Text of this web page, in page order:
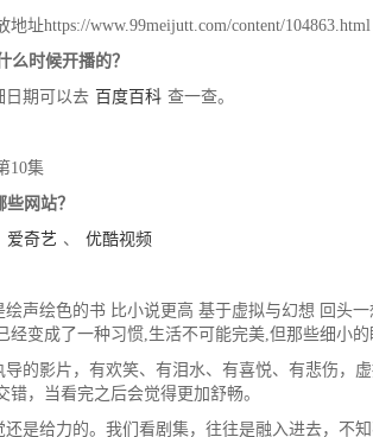
址https://www.99meijutt.com/content/104863.html
么时候开播的？
日期可以去 百度百科 查一查。
10集
网站？
爱奇艺 、
优酷视频
绘声绘色的书 比小说更高 基于虚拟与幻想 回头
经变成了一种习惯,生活不可能完美,但那些细小的
导的影片，有欢笑、有泪水、有喜悦、有悲伤，
，当看完之后会觉得更加舒畅。
还是给力的。我们看剧集，往往是融入进去，不